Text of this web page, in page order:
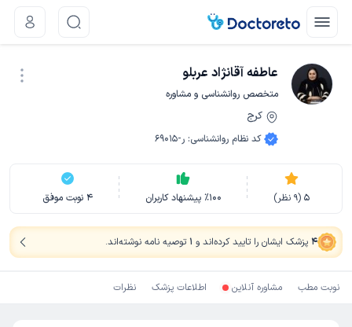
عاطفه آقانژاد عربلو
متخصص روانشناسی و مشاوره
کرج
کد نظام روانشناسی: ر-69015
5
(
9نظر) ٪100 پیشنهاد کاربران 4 نوبت موفق
4 پزشک ایشان را تایید کرده‌اند و 1توصیه نامه نوشته‌اند.
نوبت مطب مشاوره آنلاین اطلاعات پزشک نظرات